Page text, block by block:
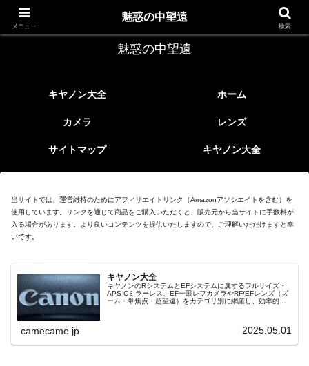
レトロなEFレンズ
魅惑の中望遠
キヤノン大全 ホーム
カメラ レンズ
サイトマップ キヤノン大全
当サイトでは、運営維持のためにアフィリエイトリンク（Amazonアソシエイトを含む）を
使用しています。リンクを通じて商品をご購入いただくと、販売元から当サイトに手数料が
入る場合があります。より良いコンテンツを提供いたしますので、ご理解いただけますと幸
いです。
キヤノン大全
キヤノンのRシステムとEFシステムに属するフルサイズ・
APS-Cミラーレス、EF一眼レフカメラやRF/EFレンズ（ズ
ーム・単焦点・超望遠）をカテゴリ別に網羅し、効率的に
camecame.jp 2025.05.01
メニュー
魅惑の中望遠
検索